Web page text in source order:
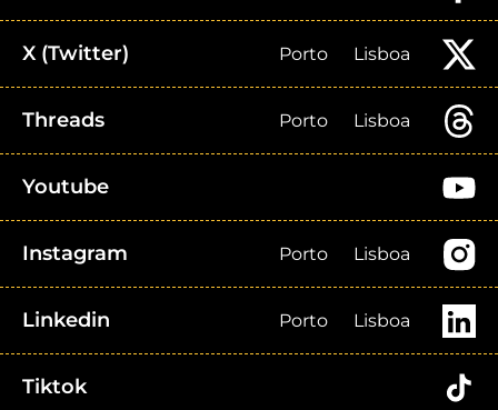
X (Twitter) Porto Lisboa
Threads Porto Lisboa
Youtube
Instagram Porto Lisboa
Linkedin Porto Lisboa
Tiktok